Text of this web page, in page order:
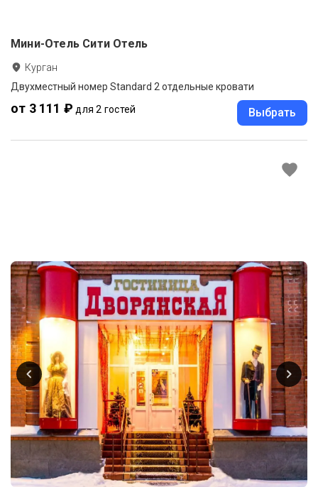
Мини-Отель Сити Отель
Курган
Двухместный номер Standard 2 отдельные кровати
от 3 111 ₽ для 2 гостей Выбрать